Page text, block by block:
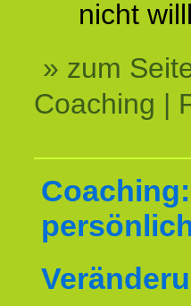
nicht
» zum
Coaching |